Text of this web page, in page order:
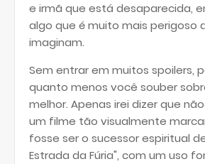
e irmã que está desaparecida,
algo que é muito mais perigoso
imaginam.
Sem entrar em muitos spoilers,
quanto menos você souber
melhor. Apenas irei dizer que
um filme tão visualmente
fosse ser o sucessor espiritual
Estrada da Fúria", com um uso